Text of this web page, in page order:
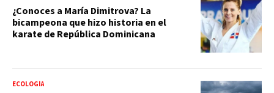
¿Conoces a María Dimitrova? La
bicampeona que hizo historia en el
karate de República Dominicana
ECOLOGÍA